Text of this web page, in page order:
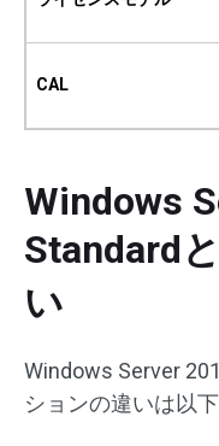
CAL
Windows
Standard
い
Windows Server
ションの違いは以